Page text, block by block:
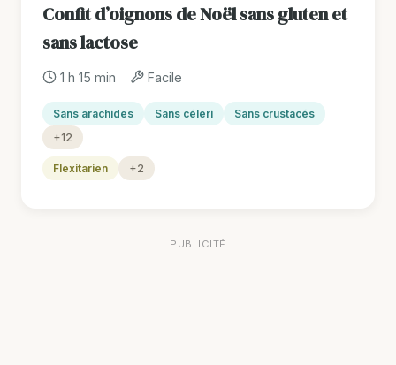
Confit d’oignons de Noël sans gluten et
sans lactose
1 h 15 min Facile
Sans arachides Sans céleri
Sans crustacés
+12
Flexitarien +2
PUBLICITÉ